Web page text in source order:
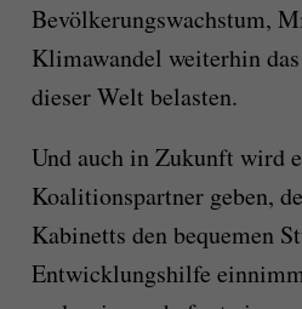
Bevölkerungswachstum,
Klimawandel weiterhin
dieser Welt belasten.
Und auch in Zukunft wird
Koalitionspartner geben,
Kabinetts den bequemen
Entwicklungshilfe